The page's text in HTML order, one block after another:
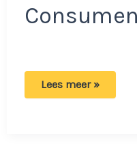
Goed
Lees meer »